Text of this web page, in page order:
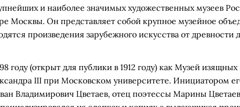
и наиболее значимых художественных музеев
Москвы. Он представляет собой крупное музейное
произведения зарубежного искусства от древности
году (открыт для публики в 1912 году) как Музей изящных
III при Московском университете. Инициатором
Владимирович Цветаев, отец поэтессы Марины